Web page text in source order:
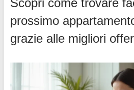
Scopri come trovare
prossimo
grazie alle migliori